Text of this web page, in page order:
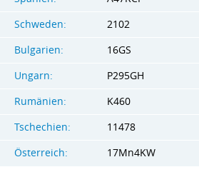
Schweden:
2102
Bulgarien:
16GS
Ungarn:
P295GH
Rumänien:
K460
Tschechien:
11478
Österreich:
17Mn4KW